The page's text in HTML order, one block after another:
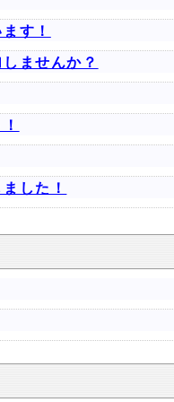
す！
ませんか？
した！